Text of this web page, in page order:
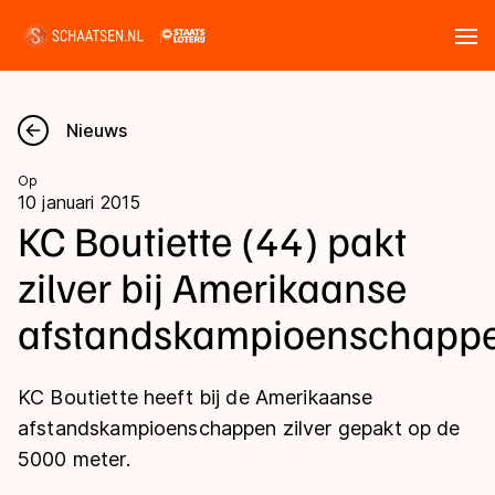
Nieuws
Kalender
Disciplines
Marathon
Inlineskaten
Uitslagen
Langebaan
Shorttrack
Tijden & historie
Nieuws
Op
10 januari 2015
KC Boutiette (44) pakt
zilver bij Amerikaanse
KC Boutiette heeft bij de Amerikaanse
afstandskampioenschappen zilver gepakt op de
5000 meter.